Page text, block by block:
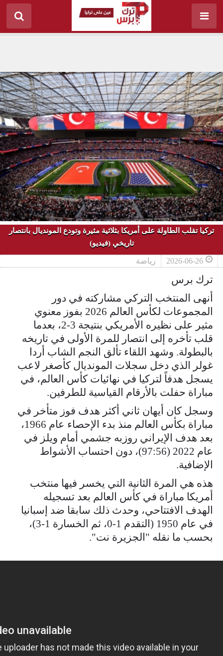
تركيا تقلب الطاولة على أمريكا بثلاثية مثيرة وتودع المونديال بانتصار
تاريخي (فيديو)
2026-06-26 رياضة
ترك برس
أنهى المنتخب التركي مشاركته في دور
المجموعات لكأس العالم 2026 بفوز معنوي
مثير على نظيره الأمريكي بنتيجة 3-2، بعدما
قلب تأخره إلى انتصار للمرة الأولى في تاريخه
بالبطولة. وشهد اللقاء تألق النجم الشاب أردا
غولر الذي دخل سجلات المونديال كأصغر لاعب
يسجل هدفاً لتركيا في نهائيات كأس العالم، في
مباراة حفلت بالأرقام القياسية للطرفين.
وسجل كان أيهان ثاني أكثر هدف فوز متأخر في
مباراة بكأس العالم منذ بدء الإحصاء عام 1966،
بعد هدف الإيراني روزبه جشمي أمام ويلز في
عام 2022 (97:56)، دون احتساب الأشواط
الإضافية.
هذه هي المرة الثانية التي يخسر فيها منتخب
أمريكا مباراة في كأس العالم بعد تسجيله
الهدف الافتتاحي، وحدث ذلك سابقا ضد إسبانيا
في عام 1950 (التقدم 1-0، ثم الخسارة 1-3)،
بحسب ما نقله "الجزيرة نت".